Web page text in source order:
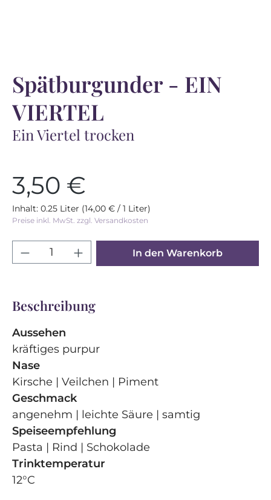
Spätburgunder - EIN
VIERTEL
Ein Viertel trocken
Regulärer Preis:
3,50 €
Inhalt: 0.25 Liter (14,00 € / 1 Liter)
Preise inkl. MwSt. zzgl. Versandkosten
Produkt Anzahl: Gib den
In den Warenkorb
Beschreibung
Aussehen
kräftiges purpur
Nase
Kirsche | Veilchen | Piment
Geschmack
angenehm | leichte Säure | samtig
Speiseempfehlung
Pasta | Rind | Schokolade
Trinktemperatur
12°C